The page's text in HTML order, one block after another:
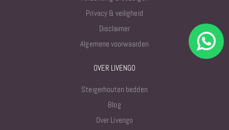
Privacy & veiligheid
Disclaimer
Algemene voorwaarden
OVER LIVENGO
Steigerhouten bedden
Blog
Over Livengo